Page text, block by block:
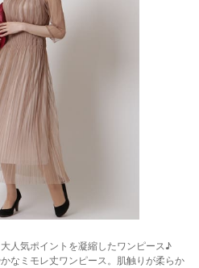
人気ポイントを凝縮したワンピース♪
なミモレ丈ワンピース。肌触りが柔らか